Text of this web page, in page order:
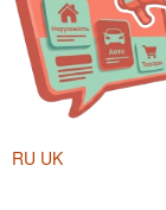
RU UK